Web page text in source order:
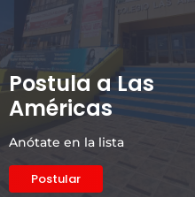
Postula a Las
Américas
Anótate en la lista
Postular